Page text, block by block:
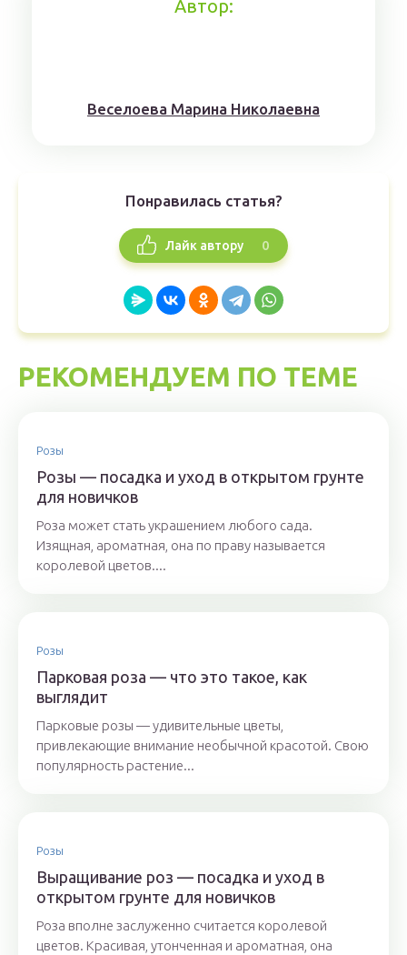
Автор:
Веселоева Марина Николаевна
Понравилась статья?
Лайк автору 0
РЕКОМЕНДУЕМ ПО ТЕМЕ
Розы
Розы — посадка и уход в открытом грунте
для новичков
Роза может стать украшением любого сада.
Изящная, ароматная, она по праву называется
королевой цветов....
Розы
Парковая роза — что это такое, как
выглядит
Парковые розы — удивительные цветы,
привлекающие внимание необычной красотой. Свою
популярность растение...
Розы
Выращивание роз — посадка и уход в
открытом грунте для новичков
Роза вполне заслуженно считается королевой
цветов. Красивая, утонченная и ароматная, она